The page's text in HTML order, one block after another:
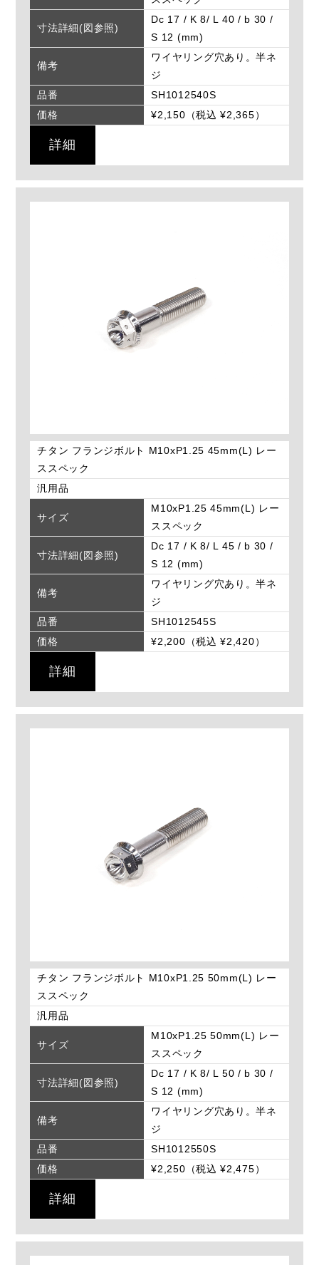
寸法詳細(図参照)
Dc 17 / K 8/ L 40 / b 30 /
S 12 (mm)
備考
ワイヤリング穴あり。半ネ
ジ
品番
SH1012540S
価格
¥2,150（税込 ¥2,365）
詳細
チタン フランジボルト M10xP1.25 45mm(L) レー
ススペック
汎用品
サイズ
M10xP1.25 45mm(L) レー
ススペック
寸法詳細(図参照)
Dc 17 / K 8/ L 45 / b 30 /
S 12 (mm)
備考
ワイヤリング穴あり。半ネ
ジ
品番
SH1012545S
価格
¥2,200（税込 ¥2,420）
詳細
チタン フランジボルト M10xP1.25 50mm(L) レー
ススペック
汎用品
サイズ
M10xP1.25 50mm(L) レー
ススペック
寸法詳細(図参照)
Dc 17 / K 8/ L 50 / b 30 /
S 12 (mm)
備考
ワイヤリング穴あり。半ネ
ジ
品番
SH1012550S
価格
¥2,250（税込 ¥2,475）
詳細